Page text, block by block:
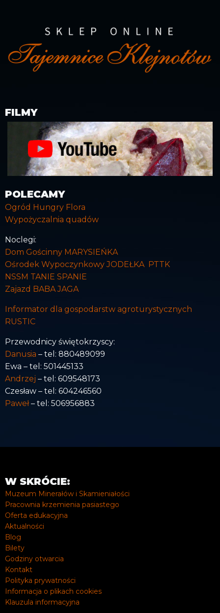
FILMY
POLECAMY
Ogród Hungry Flora
Wypożyczalnia quadów
Noclegi:
Dom Gościnny MARYSIEŃKA
Ośrodek Wypoczynkowy JODEŁKA PTTK
NSSM TANIE SPANIE
Zajazd BABA JAGA
Informator dla gospodarstw agroturystycznych
RUSTIC
Przewodnicy świętokrzyscy:
Danusia – tel: 880489099
Ewa – tel: 501445133
Andrzej – tel: 609548173
Czesław – tel: 604246560
Paweł– tel: 506956883
W SKRÓCIE:
Muzeum Minerałów i Skamieniałości
Pracownia krzemienia pasiastego
Oferta edukacyjna
Aktualności
Blog
Bilety
Godziny otwarcia
Kontakt
Polityka prywatności
Informacja o plikach cookies
Klauzula informacyjna